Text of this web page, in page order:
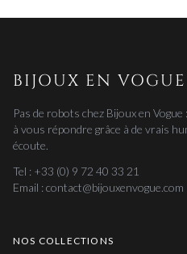
BIJOUX EN VOGUE
Pas de robots chez Bijoux en
à vous répondre grâce à de vrais
écoute.
Tel : +33 (0) 9 72 40 33 21
Email : contact@bijouxenvogue.com
NOS COLLECTIONS